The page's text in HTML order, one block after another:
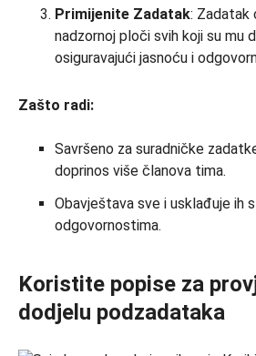
Primijenite Zadatak: Zadatak
nadzornoj ploči svih koji su mu
osiguravajući jasnoću i
Zašto radi:
Savršeno za suradničke
doprinos više članova tima.
Obavještava sve i usklađuje ih
odgovornostima.
Koristite popise za
dodjelu podzadataka